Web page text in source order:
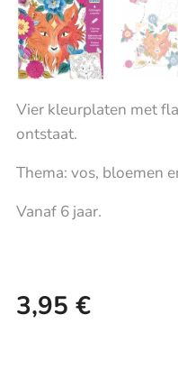
Vier kleurplaten met
ontstaat.
Thema: vos, bloemen
Vanaf 6 jaar.
3,95 €